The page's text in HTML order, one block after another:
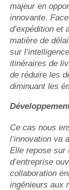
majeur en
innovante.
d’expédition et
matière de
sur
itinéraires de
de réduire les
diminuant les
Ce cas nous
l’innovation va
Elle repose sur
d’entreprise
collaboration
ingénieurs aux